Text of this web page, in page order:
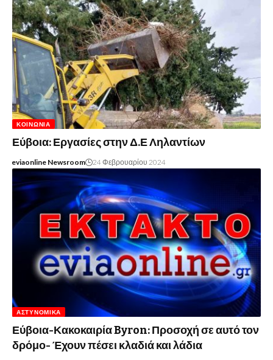
ΚΟΙΝΩΝΊΑ
Εύβοια: Εργασίες στην Δ.Ε Ληλαντίων
eviaonline Newsroom 24 Φεβρουαρίου 2024
ΑΣΤΥΝΟΜΙΚΆ
Εύβοια-Κακοκαιρία Byron: Προσοχή σε αυτό τον
δρόμο- Έχουν πέσει κλαδιά και λάδια